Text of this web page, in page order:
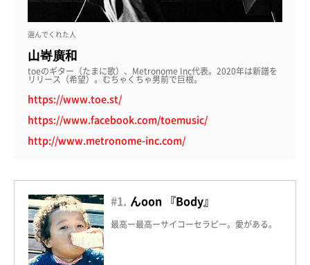
選んでくれた人
山㟢廣和
toeのギター（たまに歌）、Metronome Inc代表。2020年は新譜を
リリース（希望）。むちゃくちゃ男前で巨根。
https://www.toe.st/
https://www.facebook.com/toemusic/
http://www.metronome-inc.com/
#1. んoon 『Body』
最高ー最高ーサイコーセラピー。愛がある。